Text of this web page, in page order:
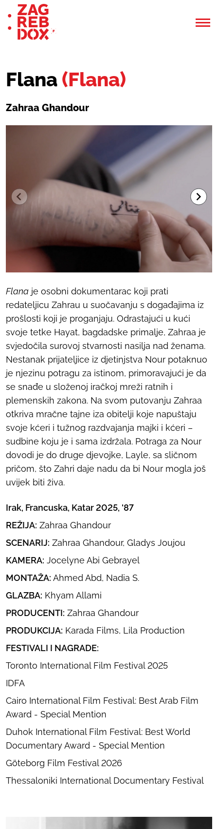
Flana (Flana)
Zahraa Ghandour
Flana je osobni dokumentarac koji prati
redateljicu Zahrau u suočavanju s događajima iz
prošlosti koji je proganjaju. Odrastajući u kući
svoje tetke Hayat, bagdadske primalje, Zahraa je
svjedočila surovoj stvarnosti nasilja nad ženama.
Nestanak prijateljice iz djetinjstva Nour potaknuo
je njezinu potragu za istinom, primoravajući je da
se snađe u složenoj iračkoj mreži ratnih i
plemenskih zakona. Na svom putovanju Zahraa
otkriva mračne tajne iza obitelji koje napuštaju
svoje kćeri i tužnog razdvajanja majki i kćeri –
sudbine koju je i sama izdržala. Potraga za Nour
dovodi je do druge djevojke, Layle, sa sličnom
pričom, što Zahri daje nadu da bi Nour mogla još
uvijek biti živa.
Irak, Francuska, Katar 2025, '87
REŽIJA: Zahraa Ghandour
SCENARIJ: Zahraa Ghandour, Gladys Joujou
KAMERA: Jocelyne Abi Gebrayel
MONTAŽA: Ahmed Abd, Nadia S.
GLAZBA: Khyam Allami
PRODUCENTI: Zahraa Ghandour
PRODUKCIJA: Karada Films, Lila Production
FESTIVALI I NAGRADE:
Toronto International Film Festival 2025
IDFA
Cairo International Film Festival: Best Arab Film
Award - Special Mention
Duhok International Film Festival: Best World
Documentary Award - Special Mention
Göteborg Film Festival 2026
Thessaloniki International Documentary Festival